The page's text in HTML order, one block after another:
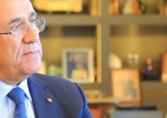
إقتصاد فن
منوعات رياضة
كأس العالم